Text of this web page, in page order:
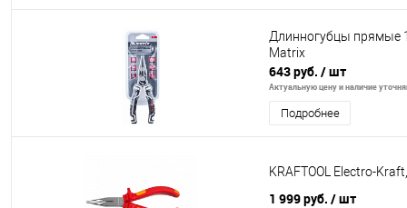
Длинногубцы прямые
Matrix
643 руб. / шт
Актуальную цену и наличие
Подробнее
KRAFTOOL Electro-
1 999 руб. / шт